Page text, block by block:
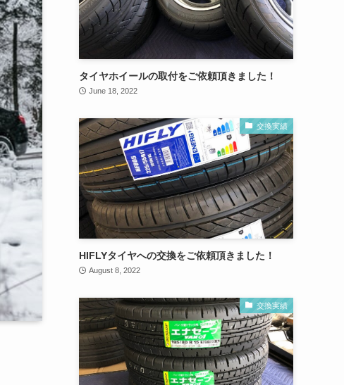
タイヤホイールの取付をご依頼頂きました！
June 18, 2022
交換実績
HIFLYタイヤへの交換をご依頼頂きました！
August 8, 2022
交換実績